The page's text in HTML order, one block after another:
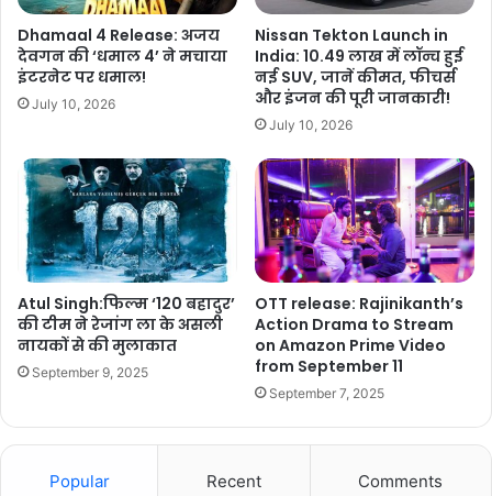
Dhamaal 4 Release: अजय
देवगन की ‘धमाल 4’ ने मचाया
इंटरनेट पर धमाल!
July 10, 2026
Nissan Tekton Launch in
India: 10.49 लाख में लॉन्च हुई
नई SUV, जानें कीमत, फीचर्स
और इंजन की पूरी जानकारी!
July 10, 2026
Atul Singh:फिल्म ‘120 बहादुर’
की टीम ने रेजांग ला के असली
नायकों से की मुलाकात
September 9, 2025
OTT release: Rajinikanth’s
Action Drama to Stream
on Amazon Prime Video
from September 11
September 7, 2025
Popular Recent Comments